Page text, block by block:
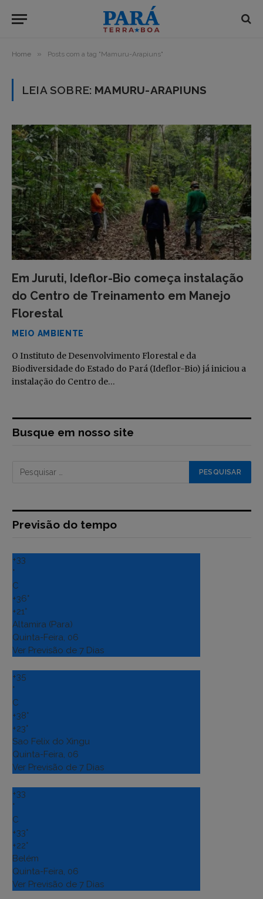
Home » Posts com a tag "Mamuru-Arapiuns"
LEIA SOBRE: MAMURU-ARAPIUNS
Em Juruti, Ideflor-Bio começa instalação
do Centro de Treinamento em Manejo
Florestal
MEIO AMBIENTE
O Instituto de Desenvolvimento Florestal e da
Biodiversidade do Estado do Pará (Ideflor-Bio) já iniciou a
instalação do Centro de…
Busque em nosso site
Previsão do tempo
+33
°
C
+36°
+21°
Altamira (Para)
Quinta-Feira, 06
Ver Previsão de 7 Dias
+35
°
C
+38°
+23°
Sao Felix do Xingu
Quinta-Feira, 06
Ver Previsão de 7 Dias
+33
°
C
+33°
+22°
Belém
Quinta-Feira, 06
Ver Previsão de 7 Dias